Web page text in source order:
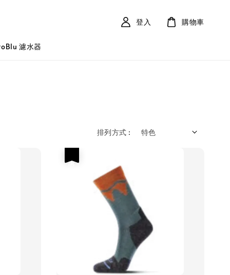
濾水器
登入 購物車
排列方式 :